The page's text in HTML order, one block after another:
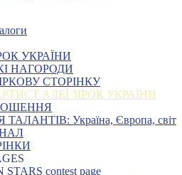
УКРАЇНИ
НАГОРОДИ
СТОРІНКУ
АЛЕЇ ЗІРОК УКРАЇНИ
Україна, Європа, світ
contest page